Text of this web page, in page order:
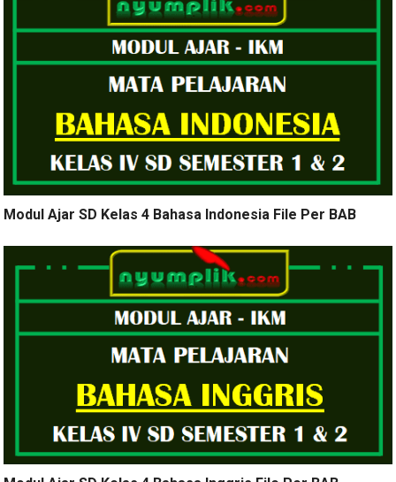
Modul Ajar SD Kelas 4 Bahasa Indonesia File Per BAB